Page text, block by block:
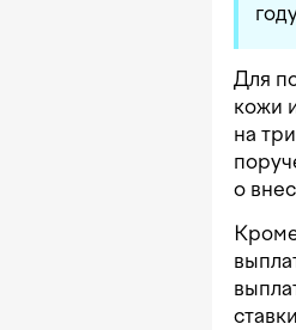
Для
кожи
на
о